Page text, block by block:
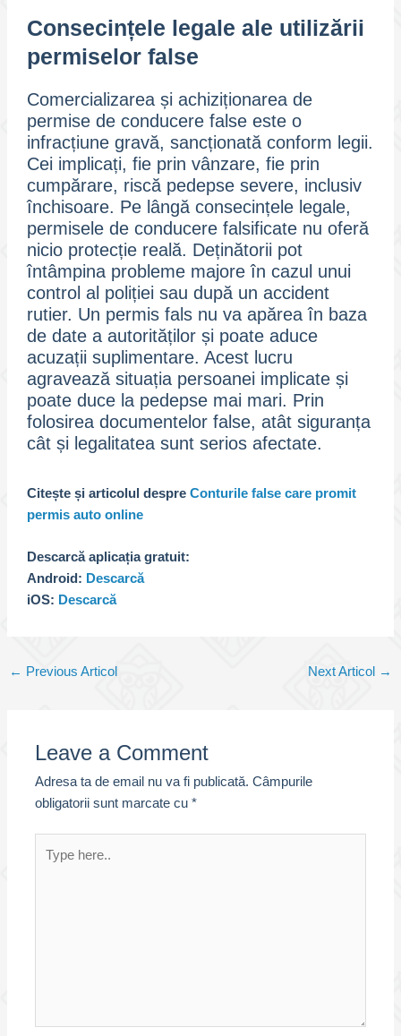
Consecințele legale ale utilizării
permiselor false
Comercializarea și achiziționarea de
permise de conducere false este o
infracțiune gravă, sancționată conform legii.
Cei implicați, fie prin vânzare, fie prin
cumpărare, riscă pedepse severe, inclusiv
închisoare. Pe lângă consecințele legale,
permisele de conducere falsificate nu oferă
nicio protecție reală. Deținătorii pot
întâmpina probleme majore în cazul unui
control al poliției sau după un accident
rutier. Un permis fals nu va apărea în baza
de date a autorităților și poate aduce
acuzații suplimentare. Acest lucru
agravează situația persoanei implicate și
poate duce la pedepse mai mari. Prin
folosirea documentelor false, atât siguranța
cât și legalitatea sunt serios afectate.
Citește și articolul despre Conturile false care promit
permis auto online
Descarcă aplicația gratuit:
Android: Descarcă
iOS: Descarcă
Post
← Previous Articol Next Articol →
Leave a Comment
Adresa ta de email nu va fi publicată. Câmpurile
obligatorii sunt marcate cu*
here..